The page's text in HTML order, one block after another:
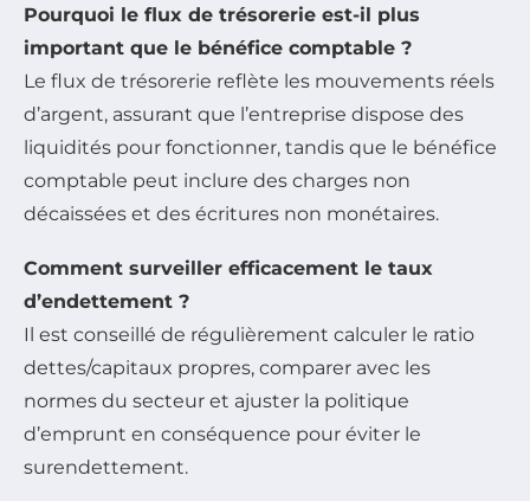
Pourquoi le flux de trésorerie est-il plus
important que le bénéfice comptable ?
Le flux de trésorerie reflète les mouvements réels
d’argent, assurant que l’entreprise dispose des
liquidités pour fonctionner, tandis que le bénéfice
comptable peut inclure des charges non
décaissées et des écritures non monétaires.
Comment surveiller efficacement le taux
d’endettement ?
Il est conseillé de régulièrement calculer le ratio
dettes/capitaux propres, comparer avec les
normes du secteur et ajuster la politique
d’emprunt en conséquence pour éviter le
surendettement.